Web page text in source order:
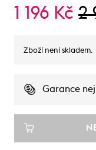
1 196 Kč 2
Zboží není skladem.
Garance